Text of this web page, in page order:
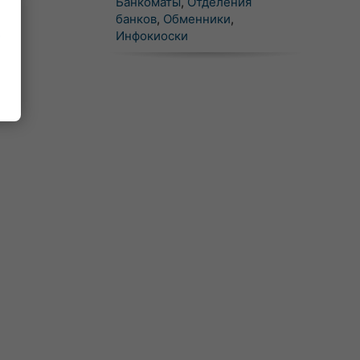
банков, Обменники,
Инфокиоски